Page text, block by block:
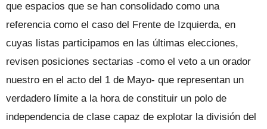
que es­pacios que se han consolidado como una
referencia como el caso del Frente de Iz­quierda, en
cuyas listas participamos en las últimas elecciones,
revisen posiciones sectarias -como el veto a un orador
nues­tro en el acto del 1 de Mayo- que represen­tan un
verdadero límite a la hora de cons­tituir un polo de
independencia de clase capaz de explotar la división del